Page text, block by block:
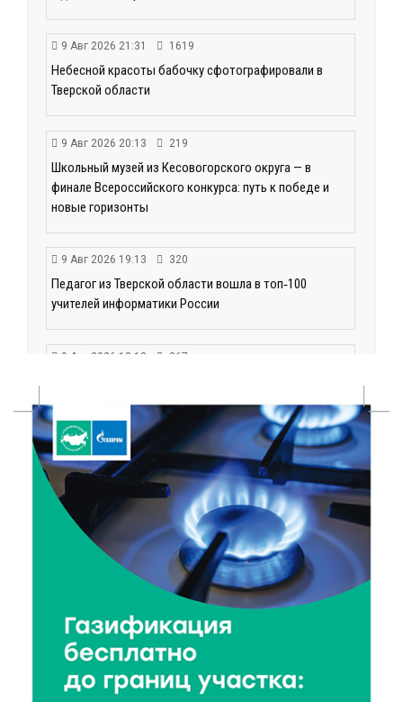
9 Авг 2026 21:31 1619
Небесной красоты бабочку сфотографировали в
Тверской области
9 Авг 2026 20:13 219
Школьный музей из Кесовогорского округа — в
финале Всероссийского конкурса: путь к победе и
новые горизонты
9 Авг 2026 19:13 320
Педагог из Тверской области вошла в топ‑100
учителей информатики России
9 Авг 2026 18:13 367
Конаково: работы идут высокими темпами
9 Авг 2026 17:13 358
Комфортная городская среда: в Бежецке
благоустраивают территорию у памятника семье
Гумилёвых-Ахматовой
9 Авг 2026 16:13 311
Ткань с душой: Надежда Баринова раскрыла
секреты повседневного костюма тверской
крестьянки
9 Авг 2026 15:13 327